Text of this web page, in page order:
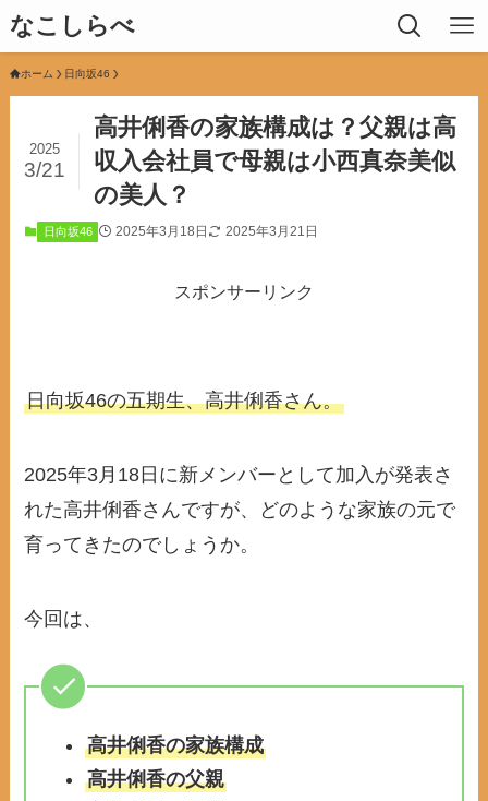
なこしらべ
ホーム 日向坂46
高井俐香の家族構成は？父親は高
収入会社員で母親は小西真奈美似
の美人？
2025
3/21
日向坂46 2025年3月18日 2025年3月21日
スポンサーリンク
日向坂46の五期生、高井俐香さん。
2025年3月18日に新メンバーとして加入が発表さ
れた高井俐香さんですが、どのような家族の元で
育ってきたのでしょうか。
今回は、
高井俐香の家族構成
高井俐香の父親